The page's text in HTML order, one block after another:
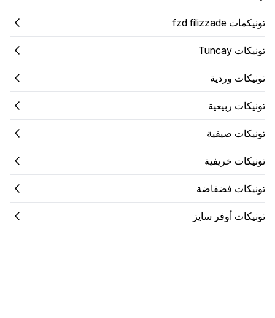
تونيكمات fzd filizzade
تونيكات Tuncay
تونيكات وردية
تونيكات ربيعية
تونيكات صيفية
تونيكات خريفية
تونيكات فضفاضة
تونيكات أوفر سايز